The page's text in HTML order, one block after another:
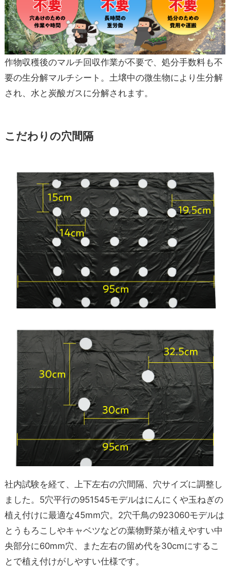
作物収穫後のマルチ回収作業が不要で、処分手数料も不
要の生分解マルチシート。土壌中の微生物により生分解
され、水と炭酸ガスに分解されます。
こだわりの穴間隔
社内試験を経て、上下左右の穴間隔、穴サイズに調整し
ました。5穴平行の951545モデルはにんにくや玉ねぎの
植え付けに最適な45mm穴。2穴千鳥の923060モデルは
とうもろこしやキャベツなどの葉物野菜が植えやすい中
央部分に60mm穴、また左右の留め代を30cmにするこ
とで植え付けがしやすい仕様です。